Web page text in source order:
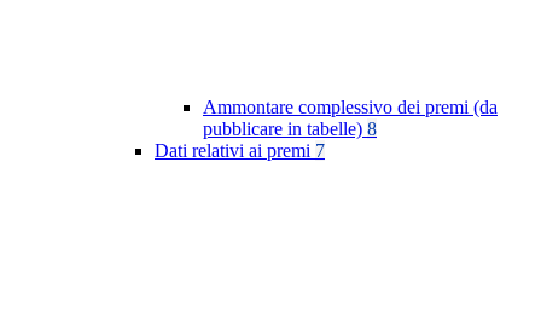
Ammontare complessivo dei premi (da
pubblicare in tabelle) 8
Dati relativi ai premi 7